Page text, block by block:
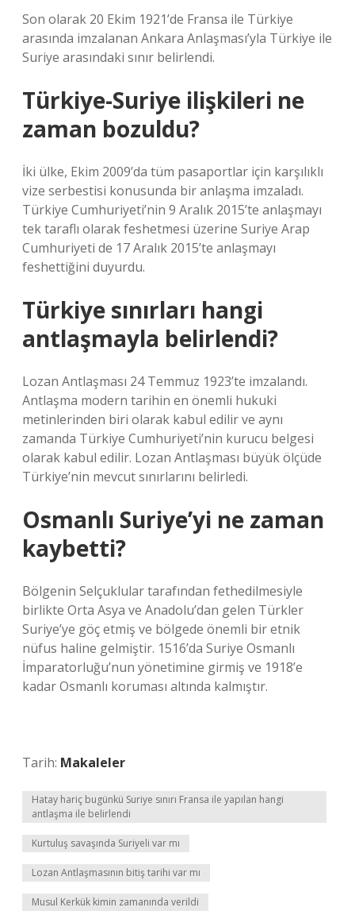
Son olarak 20 Ekim 1921’de Fransa ile Türkiye
arasında imzalanan Ankara Anlaşması’yla Türkiye ile
Suriye arasındaki sınır belirlendi.
Türkiye-Suriye ilişkileri ne
zaman bozuldu?
İki ülke, Ekim 2009’da tüm pasaportlar için karşılıklı
vize serbestisi konusunda bir anlaşma imzaladı.
Türkiye Cumhuriyeti’nin 9 Aralık 2015’te anlaşmayı
tek taraflı olarak feshetmesi üzerine Suriye Arap
Cumhuriyeti de 17 Aralık 2015’te anlaşmayı
feshettiğini duyurdu.
Türkiye sınırları hangi
antlaşmayla belirlendi?
Lozan Antlaşması 24 Temmuz 1923’te imzalandı.
Antlaşma modern tarihin en önemli hukuki
metinlerinden biri olarak kabul edilir ve aynı
zamanda Türkiye Cumhuriyeti’nin kurucu belgesi
olarak kabul edilir. Lozan Antlaşması büyük ölçüde
Türkiye’nin mevcut sınırlarını belirledi.
Osmanlı Suriye’yi ne zaman
kaybetti?
Bölgenin Selçuklular tarafından fethedilmesiyle
birlikte Orta Asya ve Anadolu’dan gelen Türkler
Suriye’ye göç etmiş ve bölgede önemli bir etnik
nüfus haline gelmiştir. 1516’da Suriye Osmanlı
İmparatorluğu’nun yönetimine girmiş ve 1918’e
kadar Osmanlı koruması altında kalmıştır.
Tarih: Makaleler
Hatay hariç bugünkü Suriye sınırı Fransa ile yapılan hangi
antlaşma ile belirlendi
Kurtuluş savaşında Suriyeli var mı
Lozan Antlaşmasının bitiş tarihi var mı
Musul Kerkük kimin zamanında verildi